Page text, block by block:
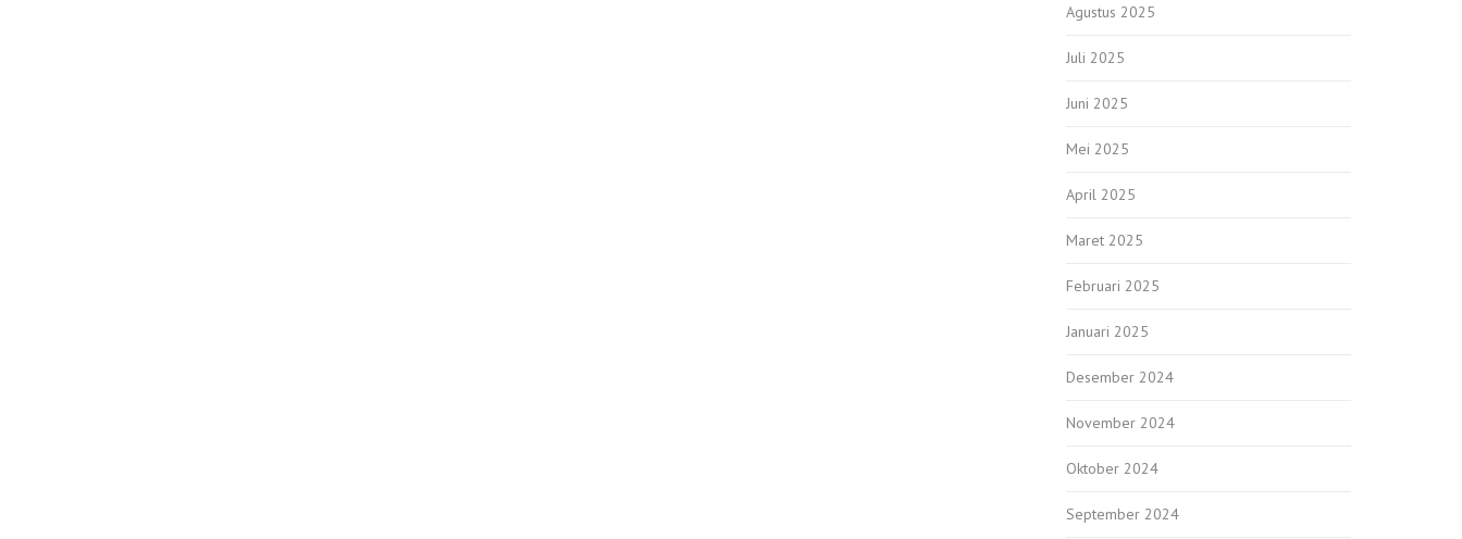
Agustus 2025
Juli 2025
Juni 2025
Mei 2025
April 2025
Maret 2025
Februari 2025
Januari 2025
Desember 2024
November 2024
Oktober 2024
September 2024